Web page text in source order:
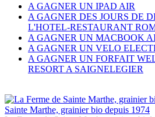
A GAGNER UN IPAD AIR
A GAGNER DES JOURS DE
L'HOTEL-RESTAURANT
A GAGNER UN MACBOOK
A GAGNER UN VELO
A GAGNER UN FORFAIT
RESORT A SAIGNELEGIER
Sainte Marthe, grainier bio depuis 1974